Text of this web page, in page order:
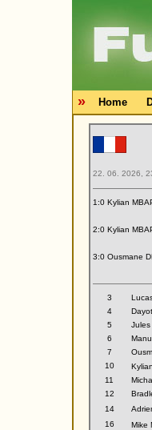
» Home
22. 06. 2026,
1:0 Kylian
2:0 Kylian
3:0 Ousmane
3
4
5
Jules
6
7
10
11
12
14
16
Mike